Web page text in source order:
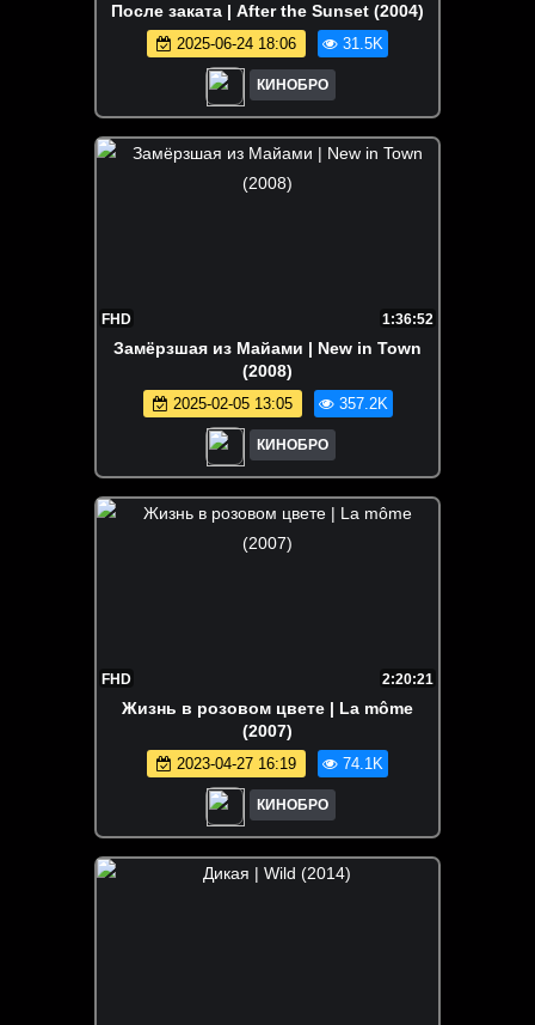
После заката | After the Sunset (2004)
2025-06-24 18:06 31.5K
КИНОБРО
FHD 1:36:52
Замёрзшая из Майами | New in Town
(2008)
2025-02-05 13:05 357.2K
КИНОБРО
FHD 2:20:21
Жизнь в розовом цвете | La môme
(2007)
2023-04-27 16:19 74.1K
КИНОБРО